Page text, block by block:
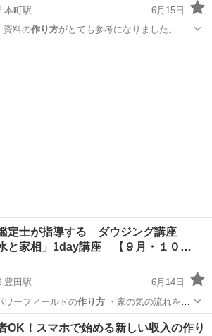
本町駅
6月15日
（交通 K.T様） ・資料の作り方がとても参考になりました。そ
定士が指導する ダウジング講座
水と家相」1day講座 【９月・１０…
豊田駅
6月14日
ワーフィールドの作り方・家の気の流れを良
駅 風水
OK！スマホで始める新しい収入の作り